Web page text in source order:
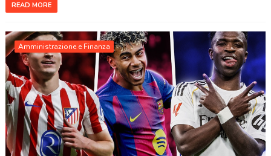
READ MORE
Amministrazione e Finanza